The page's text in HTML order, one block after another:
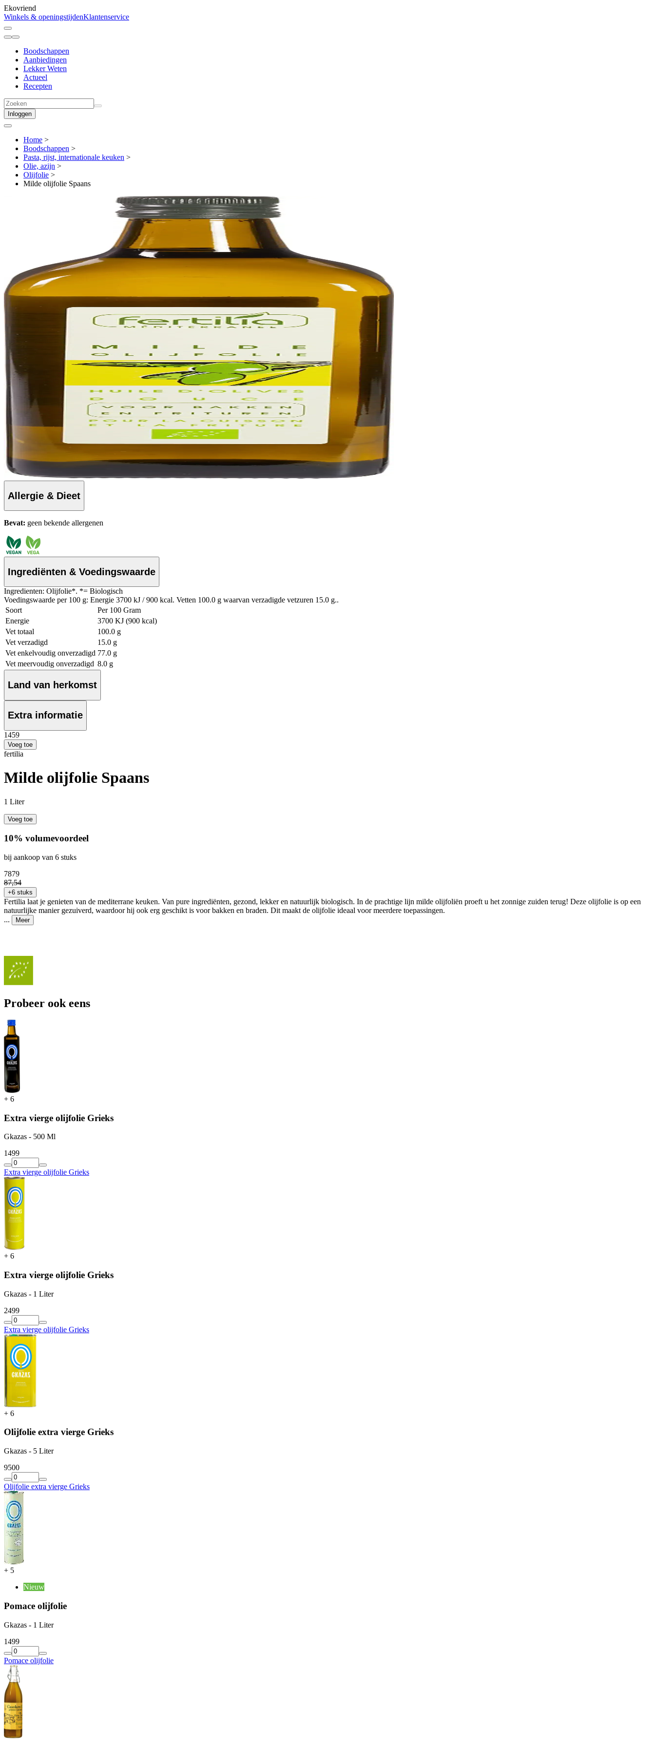
Ekovriend
Winkels & openingstijdenKlantenservice
Boodschappen
Aanbiedingen
Lekker Weten
Actueel
Recepten
Inloggen
Home >
Boodschappen >
Pasta, rijst, internationale keuken >
Olie, azijn >
Olijfolie >
Milde olijfolie Spaans
Allergie & Dieet
Bevat: geen bekende allergenen
Ingrediënten & Voedingswaarde
Ingredienten: Olijfolie*. *= Biologisch
Voedingswaarde per 100 g: Energie 3700 kJ / 900 kcal. Vetten 100.0 g waarvan verzadigde vetzuren 15.0 g..
Soort
Per 100 Gram
Energie
3700 KJ (900 kcal)
Vet totaal
100.0 g
Vet verzadigd
15.0 g
Vet enkelvoudig onverzadigd 77.0 g
Vet meervoudig onverzadigd 8.0 g
Land van herkomst
Extra informatie
1459
Voeg toe
fertilia
Milde olijfolie Spaans
1 Liter
Voeg toe
10% volumevoordeel
bij aankoop van 6 stuks
7879
87,54
+6 stuks
Fertilia laat je genieten van de mediterrane keuken. Van pure ingrediënten, gezond, lekker en natuurlijk biologisch. In de prachtige lijn milde olijfoliën proeft u het zonnige zuiden terug! Deze olijfolie is op een
natuurlijke manier gezuiverd, waardoor hij ook erg geschikt is voor bakken en braden. Dit maakt de olijfolie ideaal voor meerdere toepassingen.
...
Meer
Probeer ook eens
+ 6
Extra vierge olijfolie Grieks
Gkazas - 500 Ml
1499
Extra vierge olijfolie Grieks
+ 6
Extra vierge olijfolie Grieks
Gkazas - 1 Liter
2499
Extra vierge olijfolie Grieks
+ 6
Olijfolie extra vierge Grieks
Gkazas - 5 Liter
9500
Olijfolie extra vierge Grieks
+ 5
Nieuw
Pomace olijfolie
Gkazas - 1 Liter
1499
Pomace olijfolie